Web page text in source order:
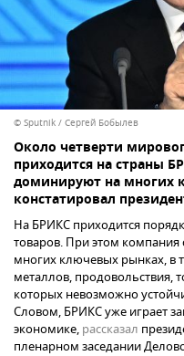
© Sputnik / Сергей Бобылев
Около четверти
приходится на страны
доминируют на многих
констатировал
На БРИКС приходится
товаров. При этом
многих ключевых рынках, в
металлов, продовольствия,
которых невозможно
Словом, БРИКС уже играет
экономике, рассказал
пленарном заседании